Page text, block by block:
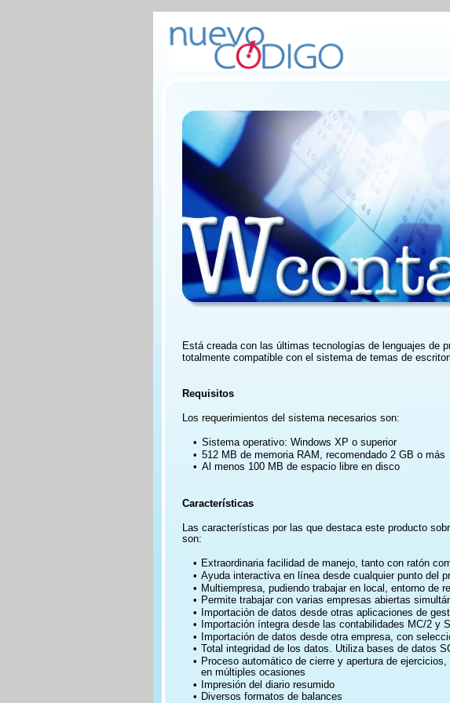
Está creada con las últimas tecnologías de lenguajes de
totalmente compatible con el sistema de temas de
Requisitos
Los requerimientos del sistema necesarios son:
• Sistema operativo: Windows XP o superior
• 512 MB de memoria RAM, recomendado 2 GB o más
• Al menos 100 MB de espacio libre en disco
Características
Las características por las que destaca este producto
son:
• Extraordinaria facilidad de manejo, tanto con ratón
• Ayuda interactiva en línea desde cualquier punto del
• Multiempresa, pudiendo trabajar en local, entorno de
• Permite trabajar con varias empresas abiertas
•
Importación de datos desde otras aplicaciones de
•
Importación íntegra desde las contabilidades MC/2 y
•
Importación de datos desde otra empresa, con
• Total integridad de los datos. Utiliza bases de datos
• Proceso automático de cierre y apertura de ejercicios,
en múltiples ocasiones
•
Impresión del diario resumido
• Diversos formatos de balances